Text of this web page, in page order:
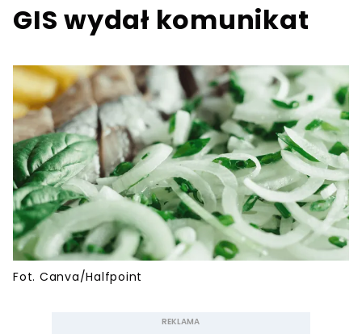
GIS wydał komunikat
Fot. Canva/Halfpoint